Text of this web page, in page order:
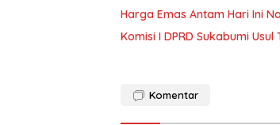
Harga Emas Antam Hari Ini
Komisi I DPRD Sukabumi
Komentar